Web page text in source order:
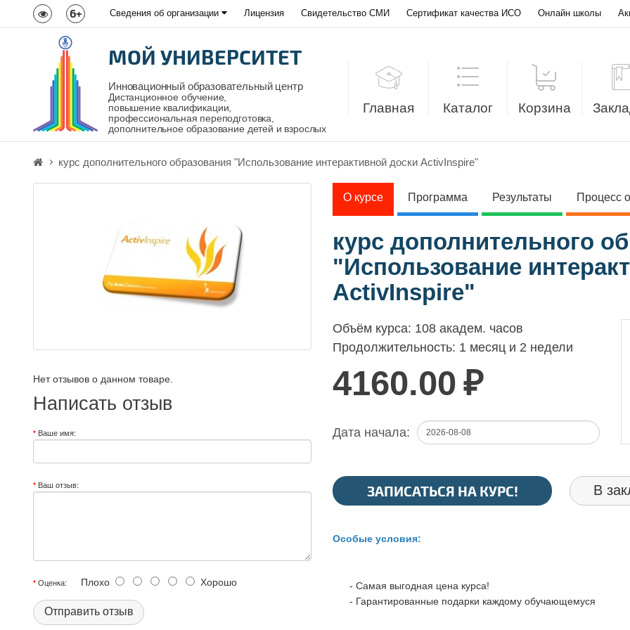
6+ Сведения об организации Лицензия Свидетельство СМИ Сертификат качества ИСО Онлайн школы
МОЙ УНИВЕРСИТЕТ
Инновационный образовательный центр
Дистанционное обучение,
повышение квалификации,
профессиональная переподготовка,
дополнительное образование детей и взрослых
Главная Каталог Корзина
курс дополнительного образования "Использование интерактивной доски ActivInspire"
Нет отзывов о данном товаре.
Написать отзыв
Ваше имя:
Ваш отзыв:
Оценка: Плохо Хорошо
Отправить отзыв
О курсе Программа Результаты Процесс
курс дополнительного
"Использование
ActivInspire"
Объём курса: 108 академ. часов
Продолжительность: 1 месяц и 2 недели
4160.00 ₽
Дата начала:
ЗАПИСАТЬСЯ НА КУРС! В
Особые условия:
- Самая выгодная цена курса!
- Гарантированные подарки каждому обучающемуся